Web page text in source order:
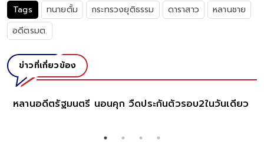
Tags ทนายตั้ม กระทรวงยุติธรรม ดาราสาว
หลานชาย
อดีตรมต.
ข่าวที่เกี่ยวข้อง
นเดียว
ด่วน ศาลไม่ให้ประกัน "เอ็ม" หลานอดีตรมต. คอตก